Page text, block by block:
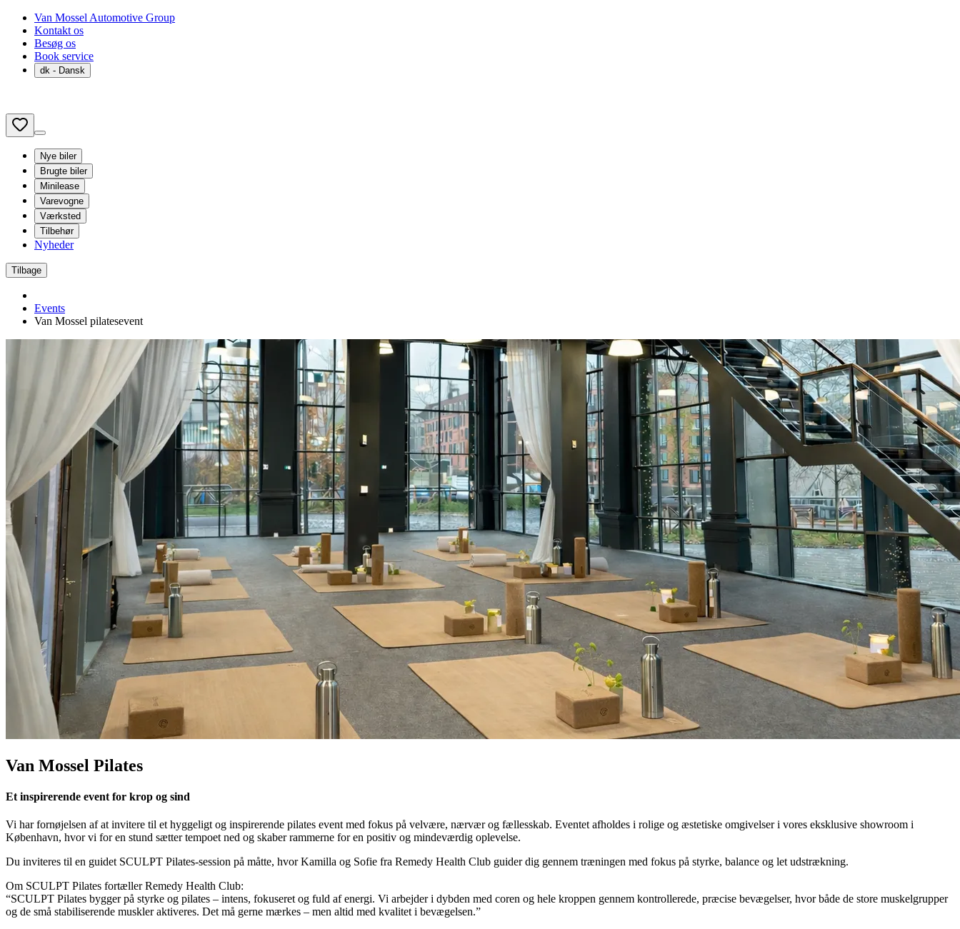
Van Mossel Automotive Group
Kontakt os
Besøg os
Book service
dk - Dansk
Nye biler
Brugte biler
Minilease
Varevogne
Værksted
Tilbehør
Nyheder
Tilbage
Events
Van Mossel pilatesevent
Van Mossel Pilates
Et inspirerende event for krop og sind
Vi har fornøjelsen af at invitere til et hyggeligt og inspirerende pilates event med fokus på velvære, nærvær og fællesskab. Eventet afholdes i rolige og æstetiske omgivelser i vores eksklusive showroom i
København, hvor vi for en stund sætter tempoet ned og skaber rammerne for en positiv og mindeværdig oplevelse.
Du inviteres til en guidet SCULPT Pilates-session på måtte, hvor Kamilla og Sofie fra Remedy Health Club guider dig gennem træningen med fokus på styrke, balance og let udstrækning.
Om SCULPT Pilates fortæller Remedy Health Club:
“SCULPT Pilates bygger på styrke og pilates – intens, fokuseret og fuld af energi. Vi arbejder i dybden med coren og hele kroppen gennem kontrollerede, præcise bevægelser, hvor både de store muskelgrupper
og de små stabiliserende muskler aktiveres. Det må gerne mærkes – men altid med kvalitet i bevægelsen.”